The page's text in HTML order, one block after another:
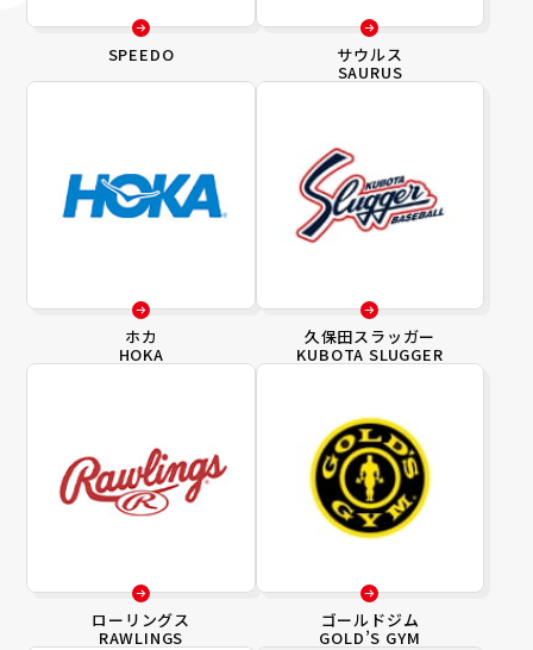
SPEEDO サウルス
SAURUS
ホカ
HOKA
久保田スラッガー
KUBOTA SLUGGER
ローリングス
RAWLINGS
ゴールドジム
GOLD’S GYM